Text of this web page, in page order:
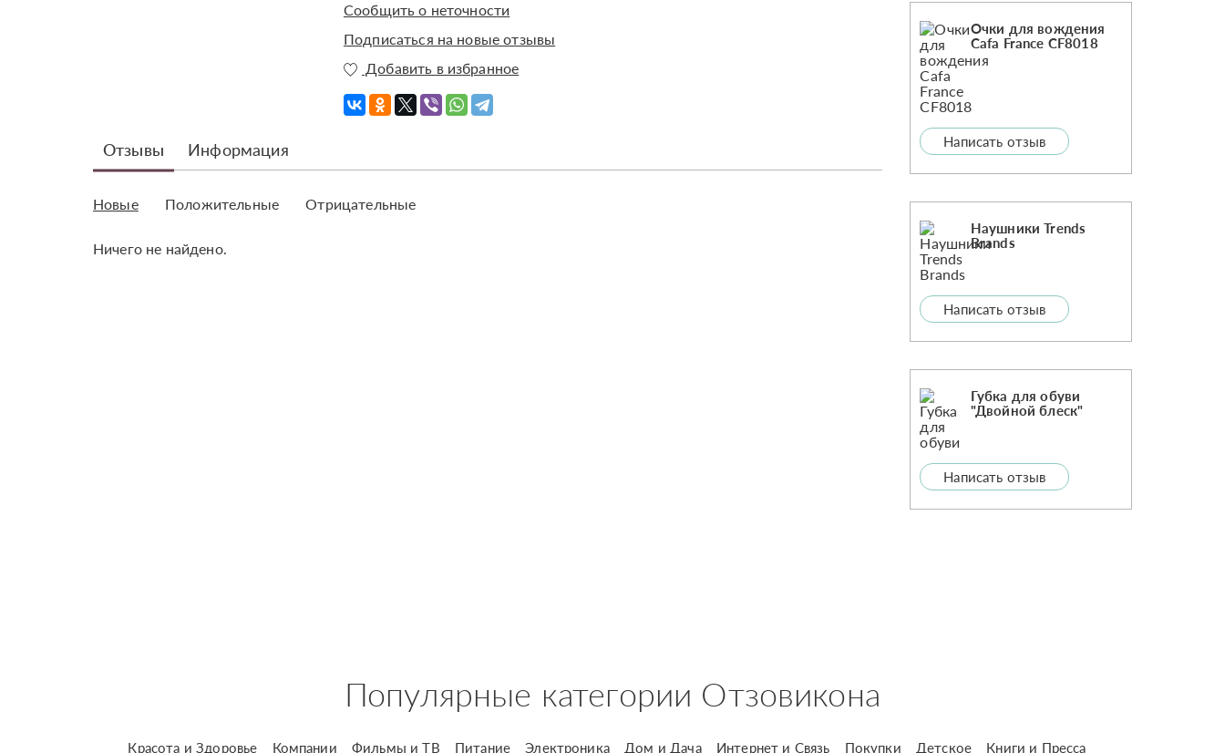
Сообщить о неточности
Подписаться на новые отзывы
Добавить в избранное
Отзывы Информация
Новые Положительные Отрицательные
Ничего не найдено.
Очки для вождения
Cafa France CF8018
Написать отзыв
Наушники Trends
Brands
Написать отзыв
Губка для обуви
"Двойной блеск"
Написать отзыв
Популярные категории Отзовикона
Красота и Здоровье Компании Фильмы и ТВ Питание Электроника Дом и Дача Интернет и Связь Покупки Детское Книги и Пресса